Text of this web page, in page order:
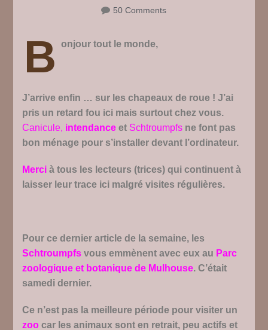
50 Comments
B onjour tout le monde,
J’arrive enfin … sur les chapeaux de roue ! J’ai
pris un retard fou ici mais surtout chez vous.
Canicule, intendance et Schtroumpfs ne font pas
bon ménage pour s’installer devant l’ordinateur.
Merci à tous les lecteurs (trices) qui continuent à
laisser leur trace ici malgré visites régulières.
Pour ce dernier article de la semaine, les
Schtroumpfs vous emmènent avec eux au Parc
zoologique et botanique de Mulhouse. C’était
samedi dernier.
Ce n’est pas la meilleure période pour visiter un
zoo car les animaux sont en retrait, peu actifs et